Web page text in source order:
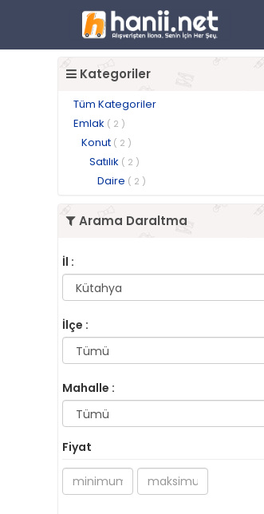
Kategoriler
Tüm Kategoriler
Emlak ( 2 )
Konut ( 2 )
Satılık ( 2 )
Daire ( 2 )
Arama Daraltma
İl :
İlçe :
Mahalle :
Fiyat